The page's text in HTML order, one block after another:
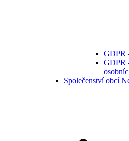
GDPR
GDPR
Společenství obcí